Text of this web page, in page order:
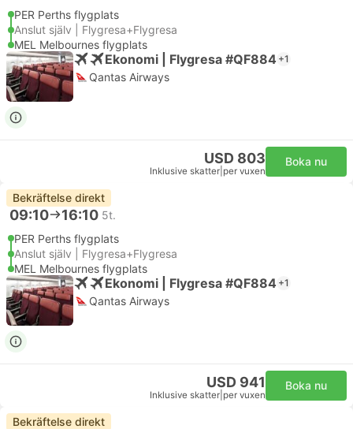
PER Perths flygplats
Anslut själv | Flygresa+Flygresa
MEL Melbournes flygplats
Ekonomi | Flygresa #QF884 +1
Qantas Airways
USD 803
Inklusive skatter per vuxen
Boka nu
Bekräftelse direkt
09:10 16:10 5t.
PER Perths flygplats
Anslut själv | Flygresa+Flygresa
MEL Melbournes flygplats
Ekonomi | Flygresa #QF884 +1
Qantas Airways
USD 941
Inklusive skatter per vuxen
Boka nu
Bekräftelse direkt